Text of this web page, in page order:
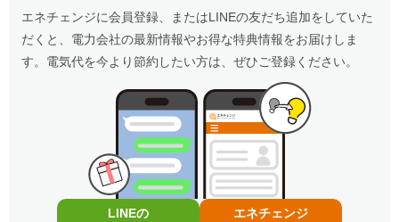
エネチェンジに会員登録、またはLINEの友だち追加をしていた
だくと、電力会社の最新情報やお得な特典情報をお届けしま
す。電気代を今より節約したい方は、ぜひご登録ください。
LINEの
エネチェンジ